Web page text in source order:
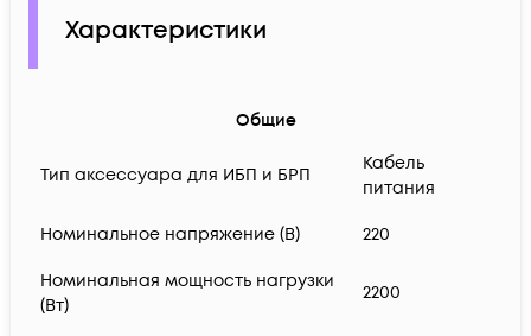
Характеристики
Общие
Тип аксессуара для ИБП и БРП
Кабель
питания
Номинальное напряжение (В) 220
Номинальная мощность нагрузки
(Вт)
2200